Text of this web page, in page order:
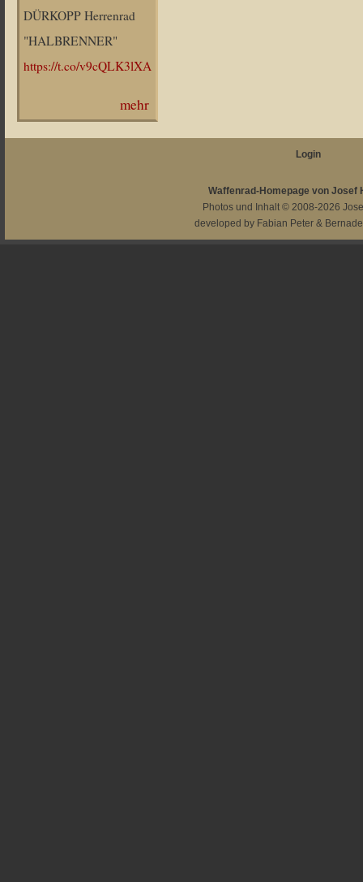
DÜRKOPP Herrenrad
"HALBRENNER"
https://t.co/v9cQLK3lXA
mehr
Login
Waffenrad-Homepage von Josef
Photos und Inhalt © 2008-2026
developed by Fabian Peter &